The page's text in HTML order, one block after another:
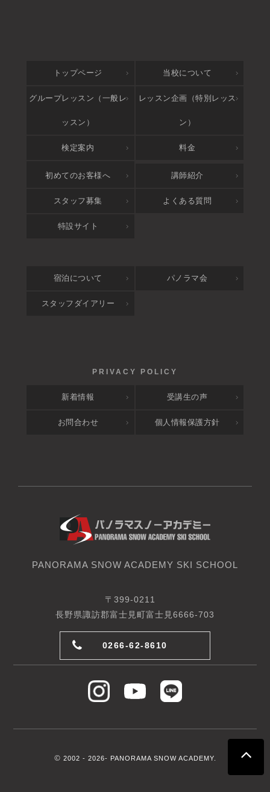
トップページ 当校について
グループレッスン（一般レ
ッスン）
レッスン企画（特別レッス
ン）
検定案内 料金
アクセス
初めてのお客様へ 講師紹介
スタッフ募集 よくある質問
特設サイト
宿泊について パノラマ会
スタッフダイアリー
新着情報 受講生の声
お問合わせ 個人情報保護方針
PANORAMA SNOW ACADEMY SKI SCHOOL
〒399-0211
長野県諏訪郡富士見町富士見6666-703
0266-62-8610
© 2002 - 2026- PANORAMA SNOW ACADEMY.